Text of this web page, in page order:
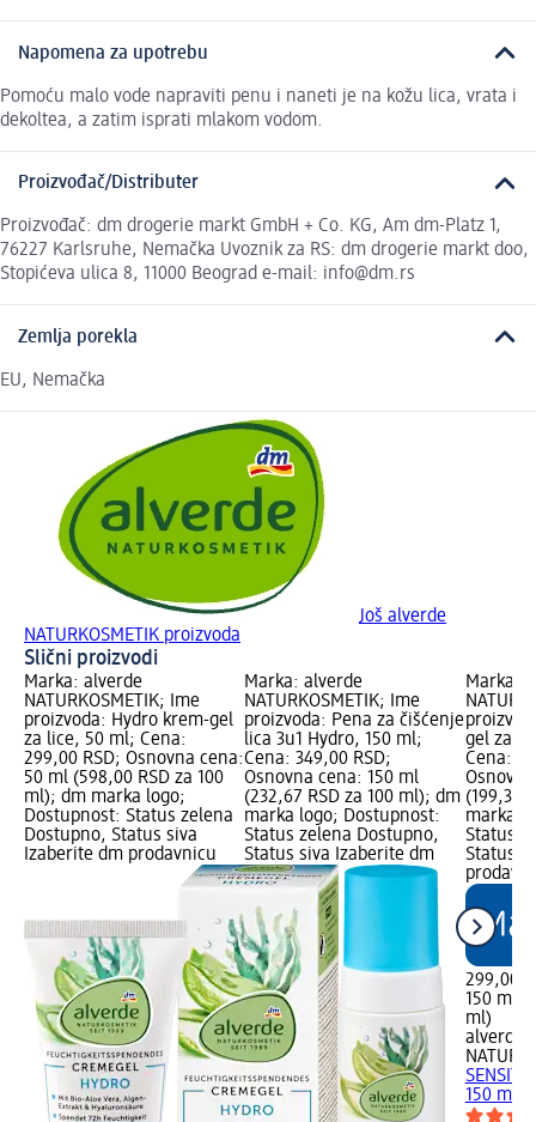
Napomena za upotrebu
Pomoću malo vode napraviti penu i naneti je na kožu lica, vrata i
dekoltea, a zatim isprati mlakom vodom.
Proizvođač/Distributer
Proizvođač: dm drogerie markt GmbH + Co. KG, Am dm-Platz 1,
76227 Karlsruhe, Nemačka Uvoznik za RS: dm drogerie markt doo,
Stopićeva ulica 8, 11000 Beograd e-mail: info@dm.rs
Zemlja porekla
EU, Nemačka
Još alverde
NATURKOSMETIK proizvoda
Slični proizvodi
Marka: alverde
NATURKOSMETIK; Ime
proizvoda: Hydro krem-gel
za lice, 50 ml; Cena:
299,00 RSD; Osnovna cena:
50 ml (598,00 RSD za 100
ml); dm marka logo;
Dostupnost: Status zelena
Dostupno, Status siva
Izaberite dm prodavnicu
Marka: alverde
NATURKOSMETIK; Ime
proizvoda: Pena za čišćenje
lica 3u1 Hydro, 150 ml;
Cena: 349,00 RSD;
Osnovna cena: 150 ml
(232,67 RSD za 100 ml); dm
marka logo; Dostupnost:
Status zelena Dostupno,
Status siva Izaberite dm
Marka:
gel za
Cena:
(199,33
marka
Status
Status
299,00
150 ml
ml)
alverde
150 ml